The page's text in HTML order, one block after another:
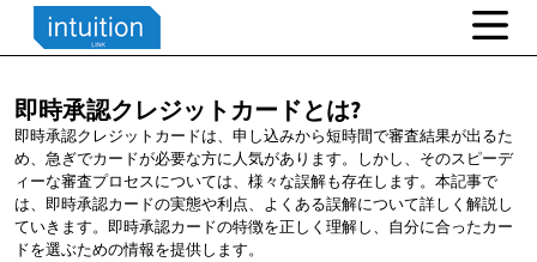
即時承認クレジットカードとは?
即時承認クレジットカードは、申し込みから短時間で審査結果が出るた
め、急ぎでカードが必要な方に人気があります。しかし、そのスピーデ
ィーな審査プロセスについては、様々な誤解も存在します。本記事で
は、即時承認カードの実態や利点、よくある誤解について詳しく解説し
ていきます。即時承認カードの特徴を正しく理解し、自分に合ったカー
ドを選ぶための情報を提供します。